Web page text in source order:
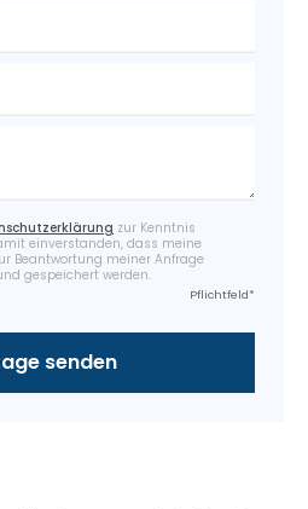
zur Kenntnis
einverstanden, dass meine
Beantwortung meiner Anfrage
gespeichert werden.
Pflichtfeld*